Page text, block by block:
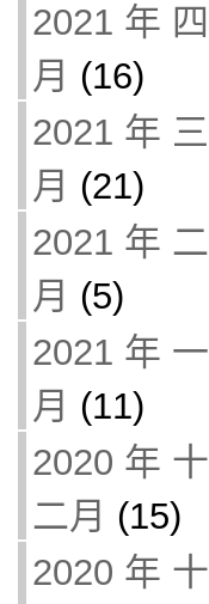
2021 年 四
月 (16)
2021 年 三
月 (21)
2021 年 二
月 (5)
2021 年 一
月 (11)
2020 年 十
二月 (15)
2020 年 十